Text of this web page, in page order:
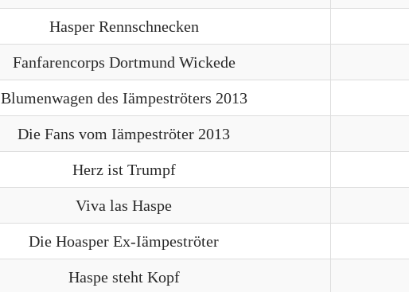
Hasper Rennschnecken
Fanfarencorps Dortmund Wickede
Blumenwagen des Iämpeströters 2013
Die Fans vom Iämpeströter 2013
Herz ist Trumpf
Viva las Haspe
Die Hoasper Ex-Iämpeströter
Haspe steht Kopf